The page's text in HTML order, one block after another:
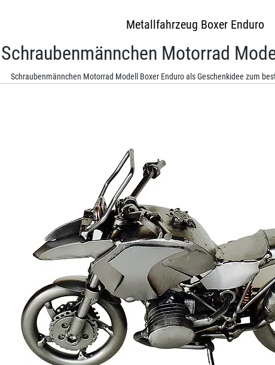
Metallfahrzeug Boxer Enduro
Schraubenmännchen Motorrad
Schraubenmännchen Motorrad Modell Boxer Enduro als Geschenkidee zum